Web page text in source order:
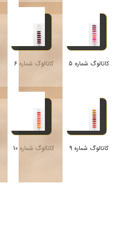
کاتالوگ شماره 5 کاتالوگ شماره 6
کاتالوگ شماره 9 کاتالوگ شماره 10